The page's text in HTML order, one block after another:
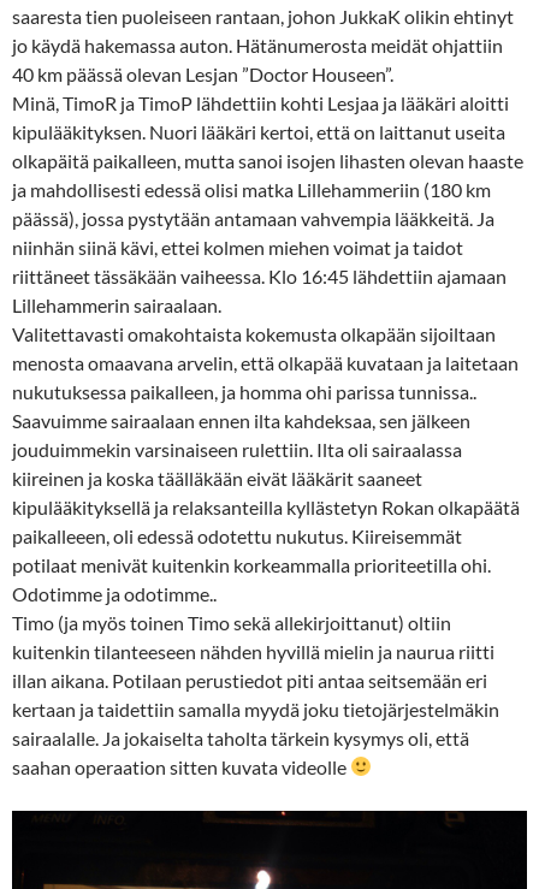
saaresta tien puoleiseen rantaan, johon JukkaK olikin ehtinyt
jo käydä hakemassa auton. Hätänumerosta meidät ohjattiin
40 km päässä olevan Lesjan ”Doctor Houseen”.
Minä, TimoR ja TimoP lähdettiin kohti Lesjaa ja lääkäri aloitti
kipulääkityksen. Nuori lääkäri kertoi, että on laittanut useita
olkapäitä paikalleen, mutta sanoi isojen lihasten olevan haaste
ja mahdollisesti edessä olisi matka Lillehammeriin (180 km
päässä), jossa pystytään antamaan vahvempia lääkkeitä. Ja
niinhän siinä kävi, ettei kolmen miehen voimat ja taidot
riittäneet tässäkään vaiheessa. Klo 16:45 lähdettiin ajamaan
Lillehammerin sairaalaan.
Valitettavasti omakohtaista kokemusta olkapään sijoiltaan
menosta omaavana arvelin, että olkapää kuvataan ja laitetaan
nukutuksessa paikalleen, ja homma ohi parissa tunnissa..
Saavuimme sairaalaan ennen ilta kahdeksaa, sen jälkeen
jouduimmekin varsinaiseen rulettiin. Ilta oli sairaalassa
kiireinen ja koska täälläkään eivät lääkärit saaneet
kipulääkityksellä ja relaksanteilla kyllästetyn Rokan olkapäätä
paikalleeen, oli edessä odotettu nukutus. Kiireisemmät
potilaat menivät kuitenkin korkeammalla prioriteetilla ohi.
Odotimme ja odotimme..
Timo (ja myös toinen Timo sekä allekirjoittanut) oltiin
kuitenkin tilanteeseen nähden hyvillä mielin ja naurua riitti
illan aikana. Potilaan perustiedot piti antaa seitsemään eri
kertaan ja taidettiin samalla myydä joku tietojärjestelmäkin
sairaalalle. Ja jokaiselta taholta tärkein kysymys oli, että
saahan operaation sitten kuvata videolle